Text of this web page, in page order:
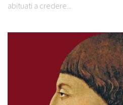
abituati a credere...